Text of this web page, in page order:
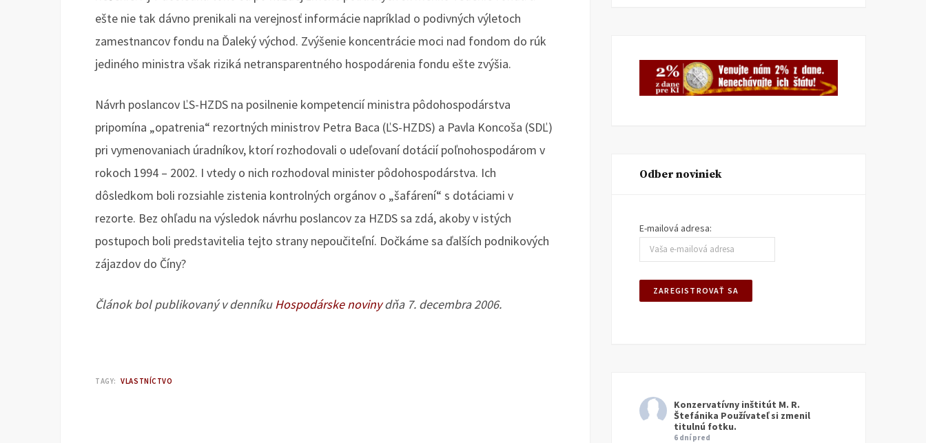
ešte nie tak dávno prenikali na verejnosť informácie napríklad o podivných výletoch
zamestnancov fondu na Ďaleký východ. Zvýšenie koncentrácie moci nad fondom do rúk
jediného ministra však riziká netransparentného hospodárenia fondu ešte zvýšia.
Návrh poslancov ĽS-HZDS na posilnenie kompetencií ministra pôdohospodárstva
pripomína „opatrenia“ rezortných ministrov Petra Baca (ĽS-HZDS) a Pavla Koncoša (SDĽ)
pri vymenovaniach úradníkov, ktorí rozhodovali o udeľovaní dotácií poľnohospodárom v
rokoch 1994 – 2002. I vtedy o nich rozhodoval minister pôdohospodárstva. Ich
dôsledkom boli rozsiahle zistenia kontrolných orgánov o „šafárení“ s dotáciami v
rezorte. Bez ohľadu na výsledok návrhu poslancov za HZDS sa zdá, akoby v istých
postupoch boli predstavitelia tejto strany nepoučiteľní. Dočkáme sa ďalších podnikových
zájazdov do Číny?
Článok bol publikovaný v denníkuHospodárske novinydňa 7. decembra 2006.
TAGY: VLASTNÍCTVO
Odber noviniek
E-mailová adresa:
Konzervatívny inštitút M. R.
Štefánika Používateľ si zmenil
titulnú fotku.
6 dní pred